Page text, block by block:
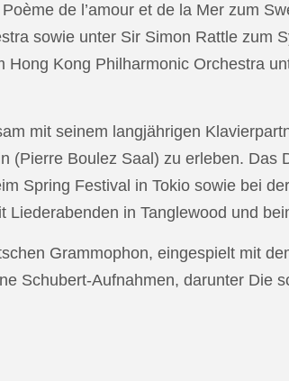
de l’amour et de la Mer zum
sowie unter Sir Simon Rattle zum
Hong Kong Philharmonic Orchestra
mit seinem langjährigen
(Pierre Boulez Saal) zu erleben. Das
Spring Festival in Tokio sowie bei
in Tanglewood und
Grammophon, eingespielt mit
Schubert-Aufnahmen, darunter Die